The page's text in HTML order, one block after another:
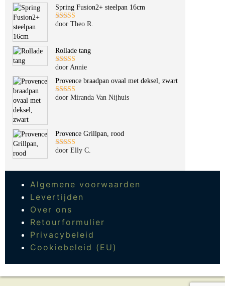
Spring Fusion2+ steelpan 16cm
Gewaardeerd
door Theo R.
Rollade tang
Gewaardeerd
door Annie
Provence braadpan ovaal met deksel, zwart
Gewaardeerd
door Miranda Van Nijhuis
Provence Grillpan, rood
Gewaardeerd
door Elly C.
Algemene voorwaarden
Levertijden
Over ons
Retourformulier
Privacybeleid
Cookiebeleid (EU)